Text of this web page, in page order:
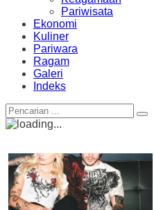
Pariwisata
Ekonomi
Kuliner
Pariwara
Ragam
Galeri
Indeks